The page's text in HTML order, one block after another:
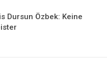
Dursun Özbek: Keine